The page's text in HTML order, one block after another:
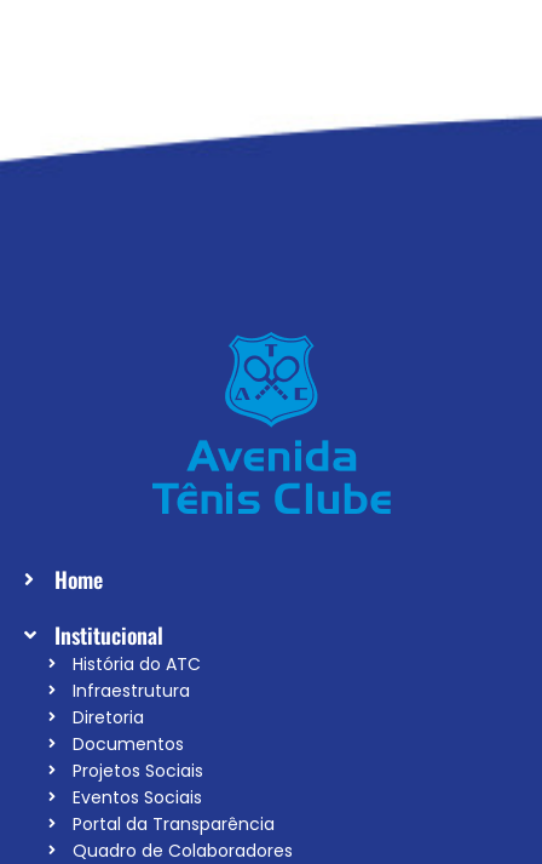
Home
Institucional
História do ATC
Infraestrutura
Diretoria
Documentos
Projetos Sociais
Eventos Sociais
Portal da Transparência
Quadro de Colaboradores